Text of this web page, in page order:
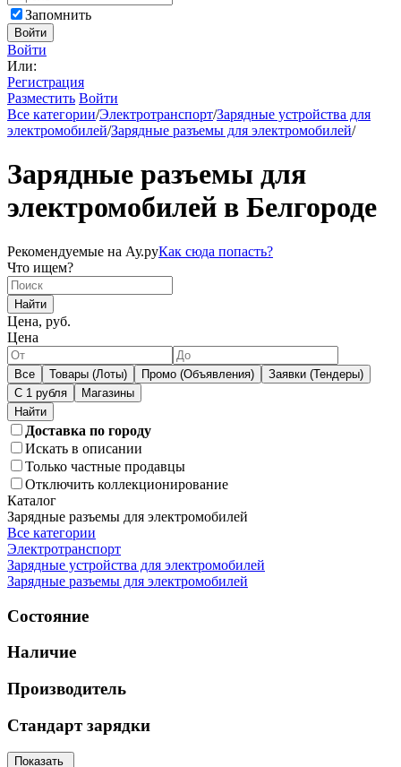
Запомнить
Войти
Войти
Или:
Регистрация
Разместить Войти
Все категории/Электротранспорт/Зарядные устройства для
электромобилей/Зарядные разъемы для электромобилей/
Зарядные разъемы для
электромобилей в Белгороде
Рекомендуемые на Ау.руКак сюда попасть?
Что ищем?
Найти
Цена, руб.
Цена
Все Товары (Лоты) Промо (Объявления)
Заявки (Тендеры)
С 1 рубля
Магазины
Доставка по городу
Искать в описании
Только частные продавцы
Отключить коллекционирование
Каталог
Зарядные разъемы для электромобилей
Все категории
Электротранспорт
Зарядные устройства для электромобилей
Зарядные разъемы для электромобилей
Состояние
Наличие
Производитель
Стандарт зарядки